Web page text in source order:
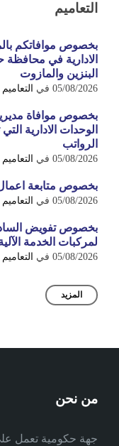
التعاميم
بخصوص موافاتكم
الادارية في
البنزين والمازوت
05/08/2026 في
بخصوص موافاة
الوحدات الادارية
الرواتب
05/08/2026 في
بخصوص متابعة
05/08/2026 في
بخصوص تفويض
لمركبات الخدمة
05/08/2026 في
المزيد
من نحن
جهة حكومية تعمل